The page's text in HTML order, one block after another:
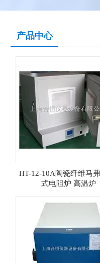
产品中心
HT-12-10A陶瓷纤维马
式电阻炉 高温炉